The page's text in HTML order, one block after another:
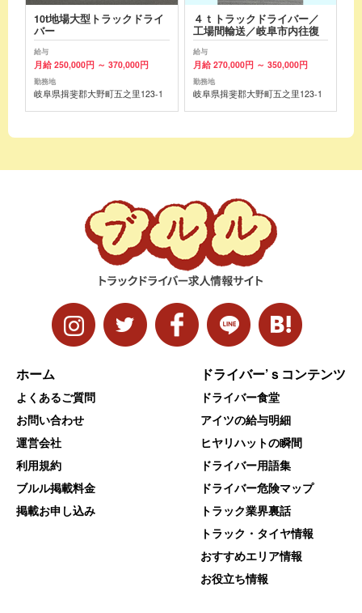
10t地場大型トラックドライ
バー
給与
月給 250,000円 ～ 370,000円
勤務地
岐阜県揖斐郡大野町五之里123-1
４ｔトラックドライバー／
工場間輸送／岐阜市内往復
給与
月給 270,000円 ～ 350,000円
勤務地
岐阜県揖斐郡大野町五之里123-1
ホーム
よくあるご質問
お問い合わせ
運営会社
利用規約
ブルル掲載料金
掲載お申し込み
ドライバー’ｓコンテンツ
ドライバー食堂
アイツの給与明細
ヒヤリハットの瞬間
ドライバー用語集
ドライバー危険マップ
トラック業界裏話
トラック・タイヤ情報
おすすめエリア情報
お役立ち情報